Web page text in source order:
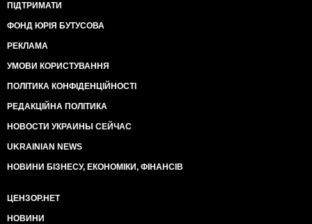
ПІДТРИМАТИ
ФОНД ЮРІЯ БУТУСОВА
РЕКЛАМА
УМОВИ КОРИСТУВАННЯ
ПОЛІТИКА КОНФІДЕНЦІЙНОСТІ
РЕДАКЦІЙНА ПОЛІТИКА
НОВОСТИ УКРАИНЫ СЕЙЧАС
UKRAINIAN NEWS
НОВИНИ БІЗНЕСУ, ЕКОНОМІКИ, ФІНАНСІВ
ЦЕНЗОР.НЕТ
НОВИНИ